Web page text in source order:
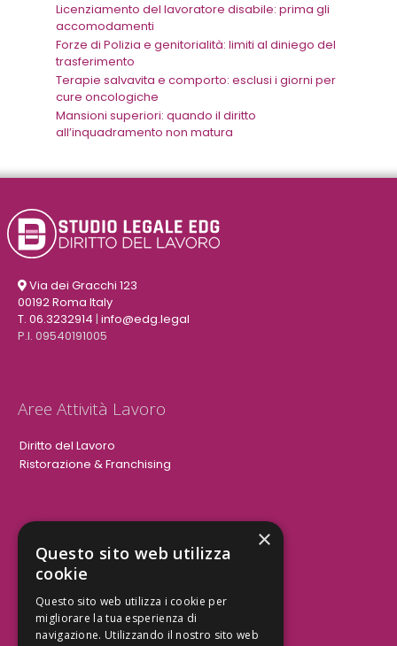
Licenziamento del lavoratore disabile: prima gli
accomodamenti
Forze di Polizia e genitorialità: limiti al diniego del
trasferimento
Terapie salvavita e comporto: esclusi i giorni per
cure oncologiche
Mansioni superiori: quando il diritto
all’inquadramento non matura
Via dei Gracchi 123
00192 Roma Italy
T. 06.3232914 | info@edg.legal
P.I. 09540191005
Aree Attività Lavoro
Diritto del Lavoro
Ristorazione & Franchising
Aree Attività Civile
Tutele del Credito
Responsabilità Civile
Contrattualistica
×
Questo sito web utilizza
cookie
Questo sito web utilizza i cookie per
migliorare la tua esperienza di
navigazione. Utilizzando il nostro sito web